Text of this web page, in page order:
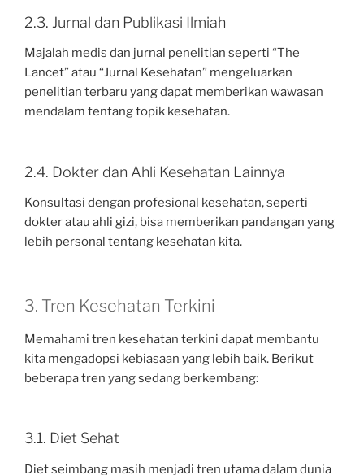
2.3. Jurnal dan Publikasi Ilmiah
Majalah medis dan jurnal penelitian seperti “The
Lancet” atau “Jurnal Kesehatan” mengeluarkan
penelitian terbaru yang dapat memberikan wawasan
mendalam tentang topik kesehatan.
2.4. Dokter dan Ahli Kesehatan Lainnya
Konsultasi dengan profesional kesehatan, seperti
dokter atau ahli gizi, bisa memberikan pandangan yang
lebih personal tentang kesehatan kita.
3. Tren Kesehatan Terkini
Memahami tren kesehatan terkini dapat membantu
kita mengadopsi kebiasaan yang lebih baik. Berikut
beberapa tren yang sedang berkembang:
3.1. Diet Sehat
Diet seimbang masih menjadi tren utama dalam dunia